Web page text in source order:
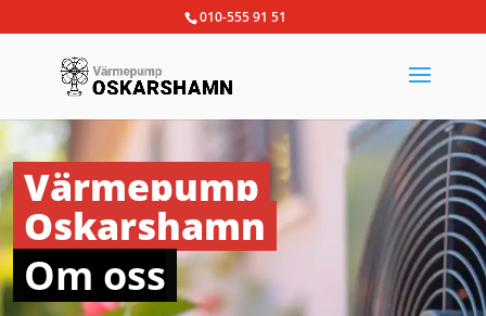
010-555 91 51
Värmepump
Oskarshamn
Om oss